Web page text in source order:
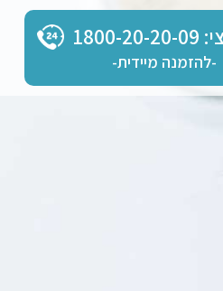
09
-להזמנה מיידית-